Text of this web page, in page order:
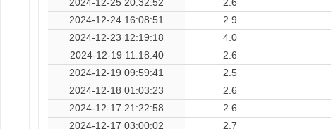
2024-12-25 20:32:52
2.6
2024-12-24 16:08:51
2.9
2024-12-23 12:19:18
4.0
2024-12-19 11:18:40
2.6
2024-12-19 09:59:41
2.5
2024-12-18 01:03:23
2.6
2024-12-17 21:22:58
2.6
2024-12-17 03:00:02
2.7